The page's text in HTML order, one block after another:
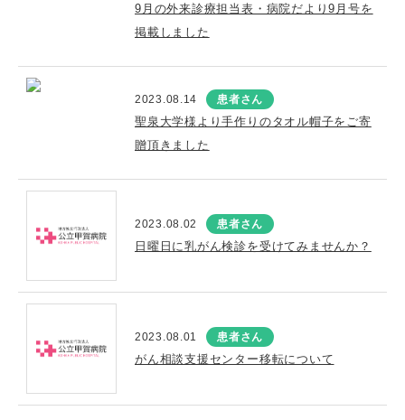
9月の外来診療担当表・病院だより9月号を
掲載しました
2023.08.14 患者さん
聖泉大学様より手作りのタオル帽子をご寄
贈頂きました
2023.08.02 患者さん
日曜日に乳がん検診を受けてみませんか？
2023.08.01 患者さん
がん相談支援センター移転について